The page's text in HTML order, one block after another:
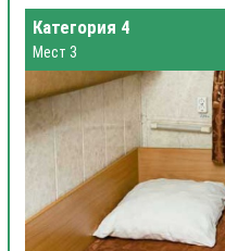
Категория 4
Мест 3